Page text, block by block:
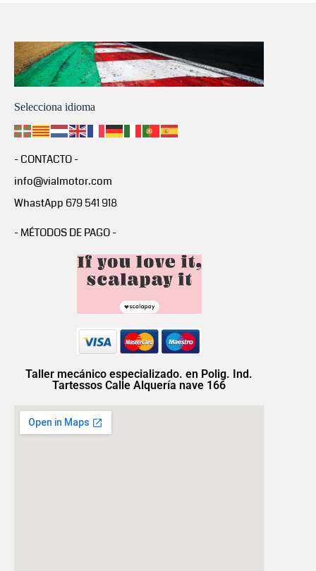
Selecciona idioma
- CONTACTO -
info@vialmotor.com
WhastApp 679 541 918
- MÉTODOS DE PAGO -
Taller mecánico especializado. en Polig. Ind.
Tartessos Calle Alquería nave 166